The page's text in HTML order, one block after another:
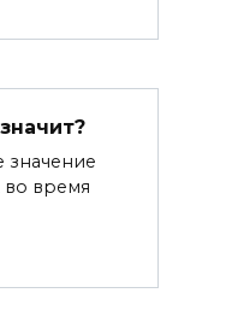
значение
время